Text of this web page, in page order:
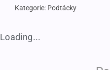
Kategorie: Podtácky
Loading...